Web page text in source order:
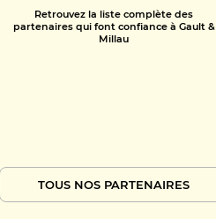
Retrouvez la liste complète des
partenaires qui font confiance à Gault &
Millau
TOUS NOS PARTENAIRES